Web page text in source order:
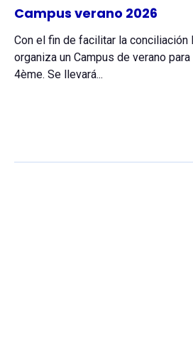
Campus verano 2026
Con el fin de facilitar la conciliación
organiza un Campus de verano
4ème. Se llevará...